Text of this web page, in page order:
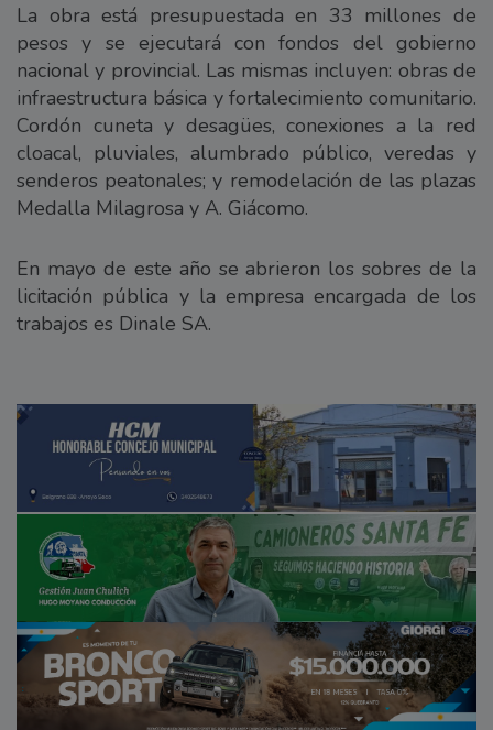
La obra está presupuestada en 33 millones de
pesos y se ejecutará con fondos del gobierno
nacional y provincial. Las mismas incluyen: obras de
infraestructura básica y fortalecimiento comunitario.
Cordón cuneta y desagües, conexiones a la red
cloacal, pluviales, alumbrado público, veredas y
senderos peatonales; y remodelación de las plazas
Medalla Milagrosa y A. Giácomo.
En mayo de este año se abrieron los sobres de la
licitación pública y la empresa encargada de los
trabajos es Dinale SA.